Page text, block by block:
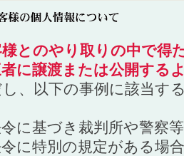
とのやり取りの中で得
に譲渡または公開する
、以下の事例に該当す
令に基づき裁判所や警察
令に特別の規定がある場合